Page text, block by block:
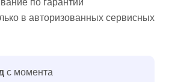
по гарантии
в авторизованных сервисных
с момента